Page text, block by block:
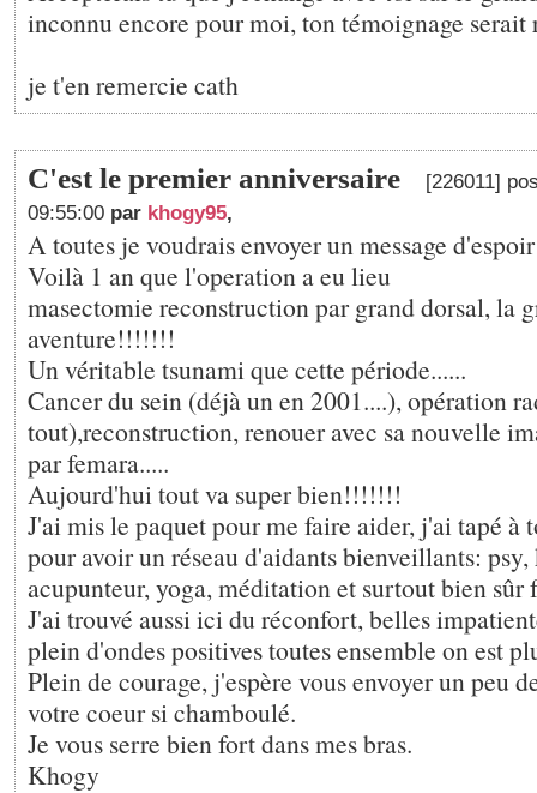
inconnu encore pour moi, ton témoignage serait
je t'en remercie cath
C'est le premier anniversaire
[226011]
09:55:00 par khogy95,
A toutes je voudrais envoyer un message d'espoir
Voilà 1 an que l'operation a eu lieu
masectomie reconstruction par grand dorsal, la
aventure!!!!!!!
Un véritable tsunami que cette période......
Cancer du sein (déjà un en 2001....), opération
tout),reconstruction, renouer avec sa nouvelle
par femara.....
Aujourd'hui tout va super bien!!!!!!!
J'ai mis le paquet pour me faire aider, j'ai tapé à
pour avoir un réseau d'aidants bienveillants:
acupunteur, yoga, méditation et surtout bien sûr
J'ai trouvé aussi ici du réconfort, belles
plein d'ondes positives toutes ensemble on est
Plein de courage, j'espère vous envoyer un peu
votre coeur si chamboulé.
Je vous serre bien fort dans mes bras.
Khogy